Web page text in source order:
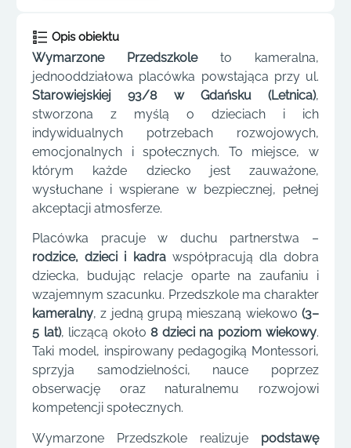
Opis obiektu
Wymarzone Przedszkoleto kameralna,
jednooddziałowa placówka powstająca przy ul.
Starowiejskiej 93/8 w Gdańsku (Letnica),
stworzona z myślą o dzieciach i ich
indywidualnych potrzebach rozwojowych,
emocjonalnych i społecznych. To miejsce, w
którym każde dziecko jest zauważone,
wysłuchane i wspierane w bezpiecznej, pełnej
akceptacji atmosferze.
Placówka pracuje w duchu partnerstwa –
rodzice, dzieci i kadrawspółpracują dla dobra
dziecka, budując relacje oparte na zaufaniu i
wzajemnym szacunku. Przedszkole ma charakter
kameralny, z jedną grupą mieszaną wiekowo (3–
5 lat), liczącą około 8 dzieci na poziom wiekowy.
Taki model, inspirowany pedagogiką Montessori,
sprzyja samodzielności, nauce poprzez
obserwację oraz naturalnemu rozwojowi
kompetencji społecznych.
Wymarzone Przedszkole realizuje podstawę